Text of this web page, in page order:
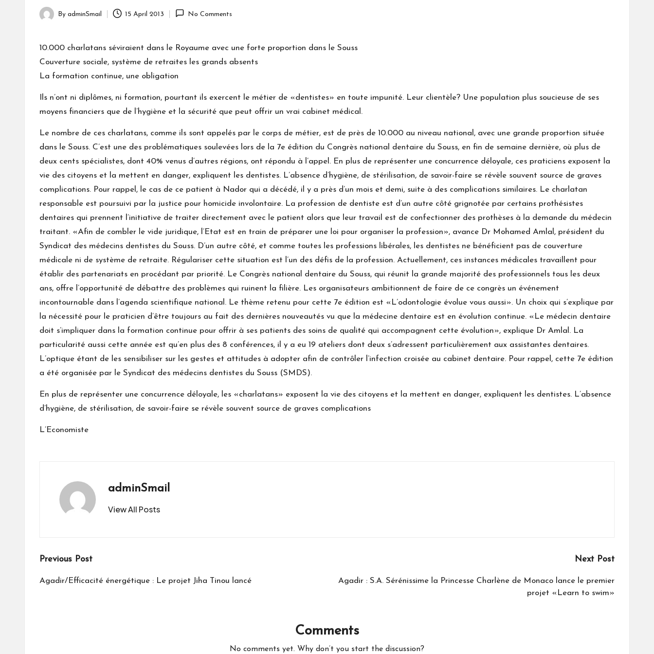
Posted
By adminSmail 15 April 2013 No Comments
10.000 charlatans séviraient dans le Royaume avec une forte proportion dans le Souss
Couverture sociale, système de retraites les grands absents
La formation continue, une obligation
Ils n’ont ni diplômes, ni formation, pourtant ils exercent le métier de «dentistes» en toute impunité. Leur clientèle? Une population plus soucieuse de ses
moyens financiers que de l’hygiène et la sécurité que peut offrir un vrai cabinet médical.
Le nombre de ces charlatans, comme ils sont appelés par le corps de métier, est de près de 10.000 au niveau national, avec une grande proportion située
dans le Souss. C’est une des problématiques soulevées lors de la 7e édition du Congrès national dentaire du Souss, en fin de semaine dernière, où plus de
deux cents spécialistes, dont 40% venus d’autres régions, ont répondu à l’appel. En plus de représenter une concurrence déloyale, ces praticiens exposent la
vie des citoyens et la mettent en danger, expliquent les dentistes. L’absence d’hygiène, de stérilisation, de savoir-faire se révèle souvent source de graves
complications. Pour rappel, le cas de ce patient à Nador qui a décédé, il y a près d’un mois et demi, suite à des complications similaires. Le charlatan
responsable est poursuivi par la justice pour homicide involontaire. La profession de dentiste est d’un autre côté grignotée par certains prothésistes
dentaires qui prennent l’initiative de traiter directement avec le patient alors que leur travail est de confectionner des prothèses à la demande du médecin
traitant. «Afin de combler le vide juridique, l’Etat est en train de préparer une loi pour organiser la profession», avance Dr Mohamed Amlal, président du
Syndicat des médecins dentistes du Souss. D’un autre côté, et comme toutes les professions libérales, les dentistes ne bénéficient pas de couverture
médicale ni de système de retraite. Régulariser cette situation est l’un des défis de la profession. Actuellement, ces instances médicales travaillent pour
établir des partenariats en procédant par priorité. Le Congrès national dentaire du Souss, qui réunit la grande majorité des professionnels tous les deux
ans, offre l’opportunité de débattre des problèmes qui ruinent la filière. Les organisateurs ambitionnent de faire de ce congrès un événement
incontournable dans l’agenda scientifique national. Le thème retenu pour cette 7e édition est «L’odontologie évolue vous aussi». Un choix qui s’explique par
la nécessité pour le praticien d’être toujours au fait des dernières nouveautés vu que la médecine dentaire est en évolution continue. «Le médecin dentaire
doit s’impliquer dans la formation continue pour offrir à ses patients des soins de qualité qui accompagnent cette évolution», explique Dr Amlal. La
particularité aussi cette année est qu’en plus des 8 conférences, il y a eu 19 ateliers dont deux s’adressent particulièrement aux assistantes dentaires.
L’optique étant de les sensibiliser sur les gestes et attitudes à adopter afin de contrôler l’infection croisée au cabinet dentaire. Pour rappel, cette 7e édition
a été organisée par le Syndicat des médecins dentistes du Souss (SMDS).
En plus de représenter une concurrence déloyale, les «charlatans» exposent la vie des citoyens et la mettent en danger, expliquent les dentistes. L’absence
d’hygiène, de stérilisation, de savoir-faire se révèle souvent source de graves complications
L’Economiste
adminSmail
View All Posts
Post
navigation
Previous Post
Agadir/Efficacité énergétique : Le projet Jiha Tinou lancé
Next Post
Agadir : S.A. Sérénissime la Princesse Charlène de Monaco lance le premier
projet «Learn to swim»
Comments
No comments yet. Why don’t you start the discussion?